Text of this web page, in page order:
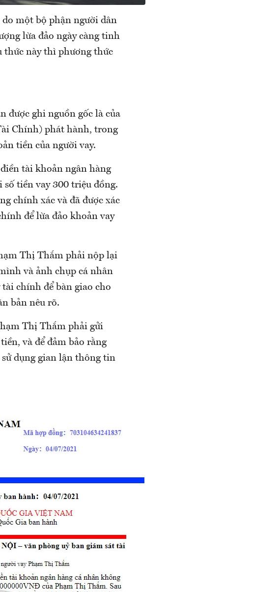
một bộ phận người dân
lừa đảo ngày càng tinh
thức này thì phương thức
được ghi nguồn gốc là của
Chính) phát hành, trong
tiền của người vay.
tài khoản ngân hàng
tiền vay 300 triệu đồng.
chính xác và đã được xác
để lừa đảo khoản vay
Thị Thắm phải nộp lại
và ảnh chụp cá nhân
chính để bàn giao cho
bản nêu rõ.
Thị Thắm phải gửi
và để đảm bảo rằng
dụng gian lận thông tin